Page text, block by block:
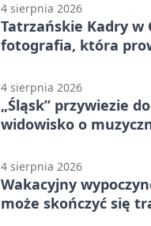
4 sierpnia 2026
Tatrzańskie Kadry w
fotografia, która
4 sierpnia 2026
„Śląsk” przywiezie
widowisko o
4 sierpnia 2026
Wakacyjny
może skończyć się